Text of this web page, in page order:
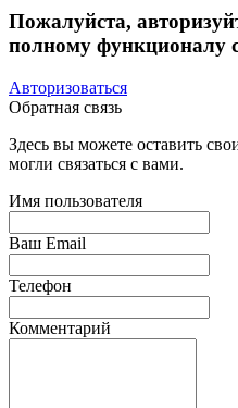
Пожалуйста,
полному функционалу
Авторизоваться
Обратная связь
Здесь вы можете оставить
могли связаться с вами.
Имя пользователя
Ваш Email
Телефон
Комментарий